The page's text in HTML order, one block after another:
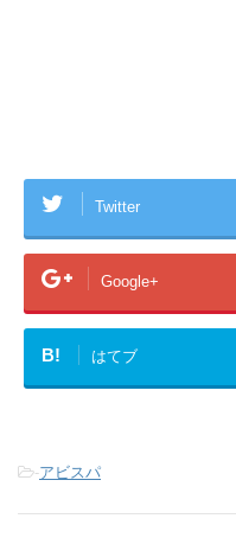
Twitter
Google+
B! はてブ
-アビスパ